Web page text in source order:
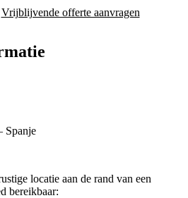
Vrijblijvende offerte aanvragen
Spanje
locatie aan de rand van een
bereikbaar: